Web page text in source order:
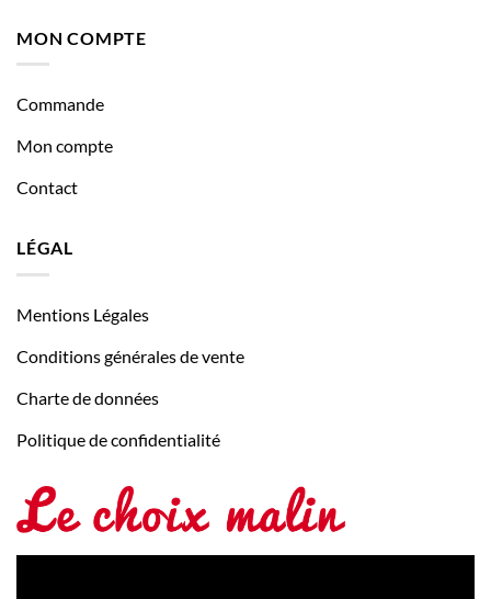
MON COMPTE
Commande
Mon compte
Contact
LÉGAL
Mentions Légales
Conditions générales de vente
Charte de données
Politique de confidentialité